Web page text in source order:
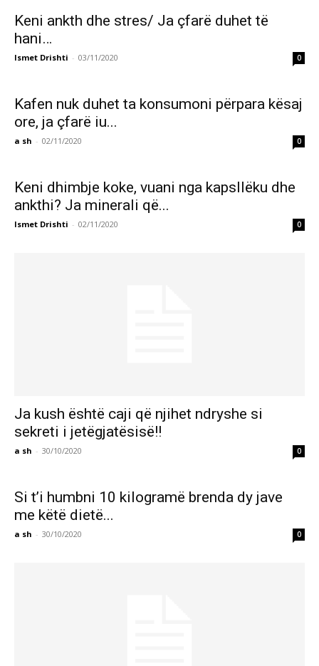
Keni ankth dhe stres/ Ja çfarë duhet të
hani…
Ismet Drishti - 03/11/2020 0
Kafen nuk duhet ta konsumoni përpara kësaj
ore, ja çfarë iu...
a sh - 02/11/2020 0
Keni dhimbje koke, vuani nga kapsllëku dhe
ankthi? Ja minerali që...
Ismet Drishti - 02/11/2020 0
Ja kush është caji që njihet ndryshe si
sekreti i jetëgjatësisë!!
a sh - 30/10/2020 0
Si t’i humbni 10 kilogramë brenda dy jave
me këtë dietë...
a sh - 30/10/2020 0